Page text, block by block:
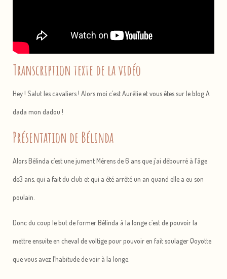
Transcription texte de la vidéo
Hey ! Salut les cavaliers ! Alors moi c’est Aurélie et vous êtes sur le blog A
dada mon dadou !
Présentation de Bélinda
Alors Bélinda c’est une jument Mérens de 6 ans que j’ai débourré à l’âge
de3 ans, qui a fait du club et qui a été arrêté un an quand elle a eu son
poulain.
Donc du coup le but de former Bélinda à la longe c’est de pouvoir la
mettre ensuite en cheval de voltige pour pouvoir en fait soulager Qoyotte
que vous avez l’habitude de voir à la longe.